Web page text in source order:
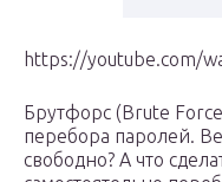
https://youtube.com/
Брутфорс (Brute
перебора паролей.
свободно? А что